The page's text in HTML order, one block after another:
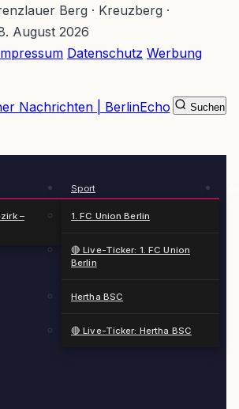
Berg · Kreuzberg ·
August 2026
Datenschutz Werbung
–
Sport
1. FC Union Berlin
🔴 Live-Ticker: 1. FC Union
Berlin
Hertha BSC
🔴 Live-Ticker: Hertha BSC
Suchen